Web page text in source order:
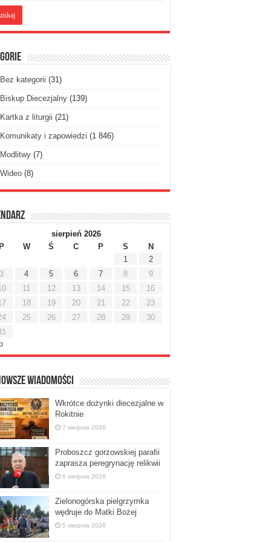
Bez kategorii (31)
Biskup Diecezjalny(139)
Kartka z liturgii (21)
Komunikaty i zapowiedzi (1 846)
Modlitwy(7)
Wideo(8)
sierpień 2026
W Ś C P S
N
1
2
3
4 5 6 7 8
9
11 12 13 14 15
16
18 19 20 21 22
23
25 26 27 28 29
30
Wiadomości
Wkrótce dożynki diecezjalne w
Rokitnie
7 sierpnia 2026
Proboszcz gorzowskiej parafii
zaprasza peregrynację relikwii
6 sierpnia 2026
Zielonogórska pielgrzymka
wędruje do Matki Bożej
5 sierpnia 2026